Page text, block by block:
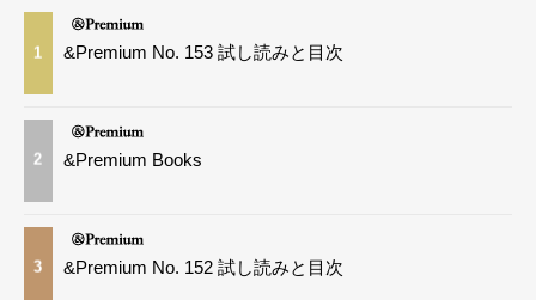
1 &Premium No. 153 試し読みと目次
2 &Premium Books
3 &Premium No. 152 試し読みと目次